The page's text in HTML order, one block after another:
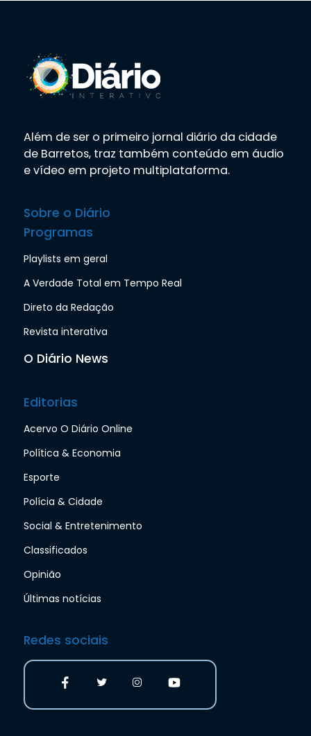
Além de ser o primeiro jornal diário da cidade
de Barretos, traz também conteúdo em áudio
e vídeo em projeto multiplataforma.
Sobre o Diário
Programas
Playlists em geral
A Verdade Total em Tempo Real
Direto da Redação
Revista interativa
O Diário News
Editorias
Acervo O Diário Online
Política & Economia
Esporte
Polícia & Cidade
Social & Entretenimento
Classificados
Opinião
Últimas notícias
Redes sociais